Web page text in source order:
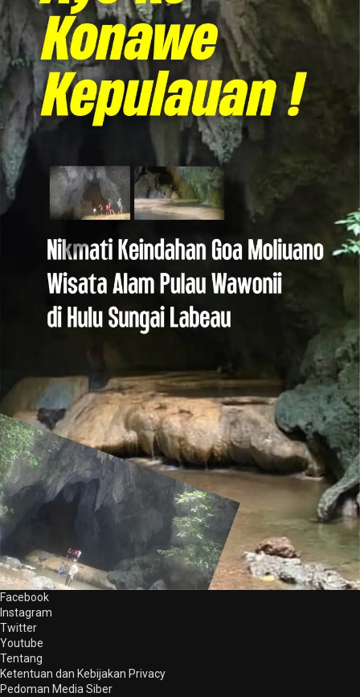
Facebook
Instagram
Twitter
Youtube
Tentang
Ketentuan dan Kebijakan Privacy
Pedoman Media Siber